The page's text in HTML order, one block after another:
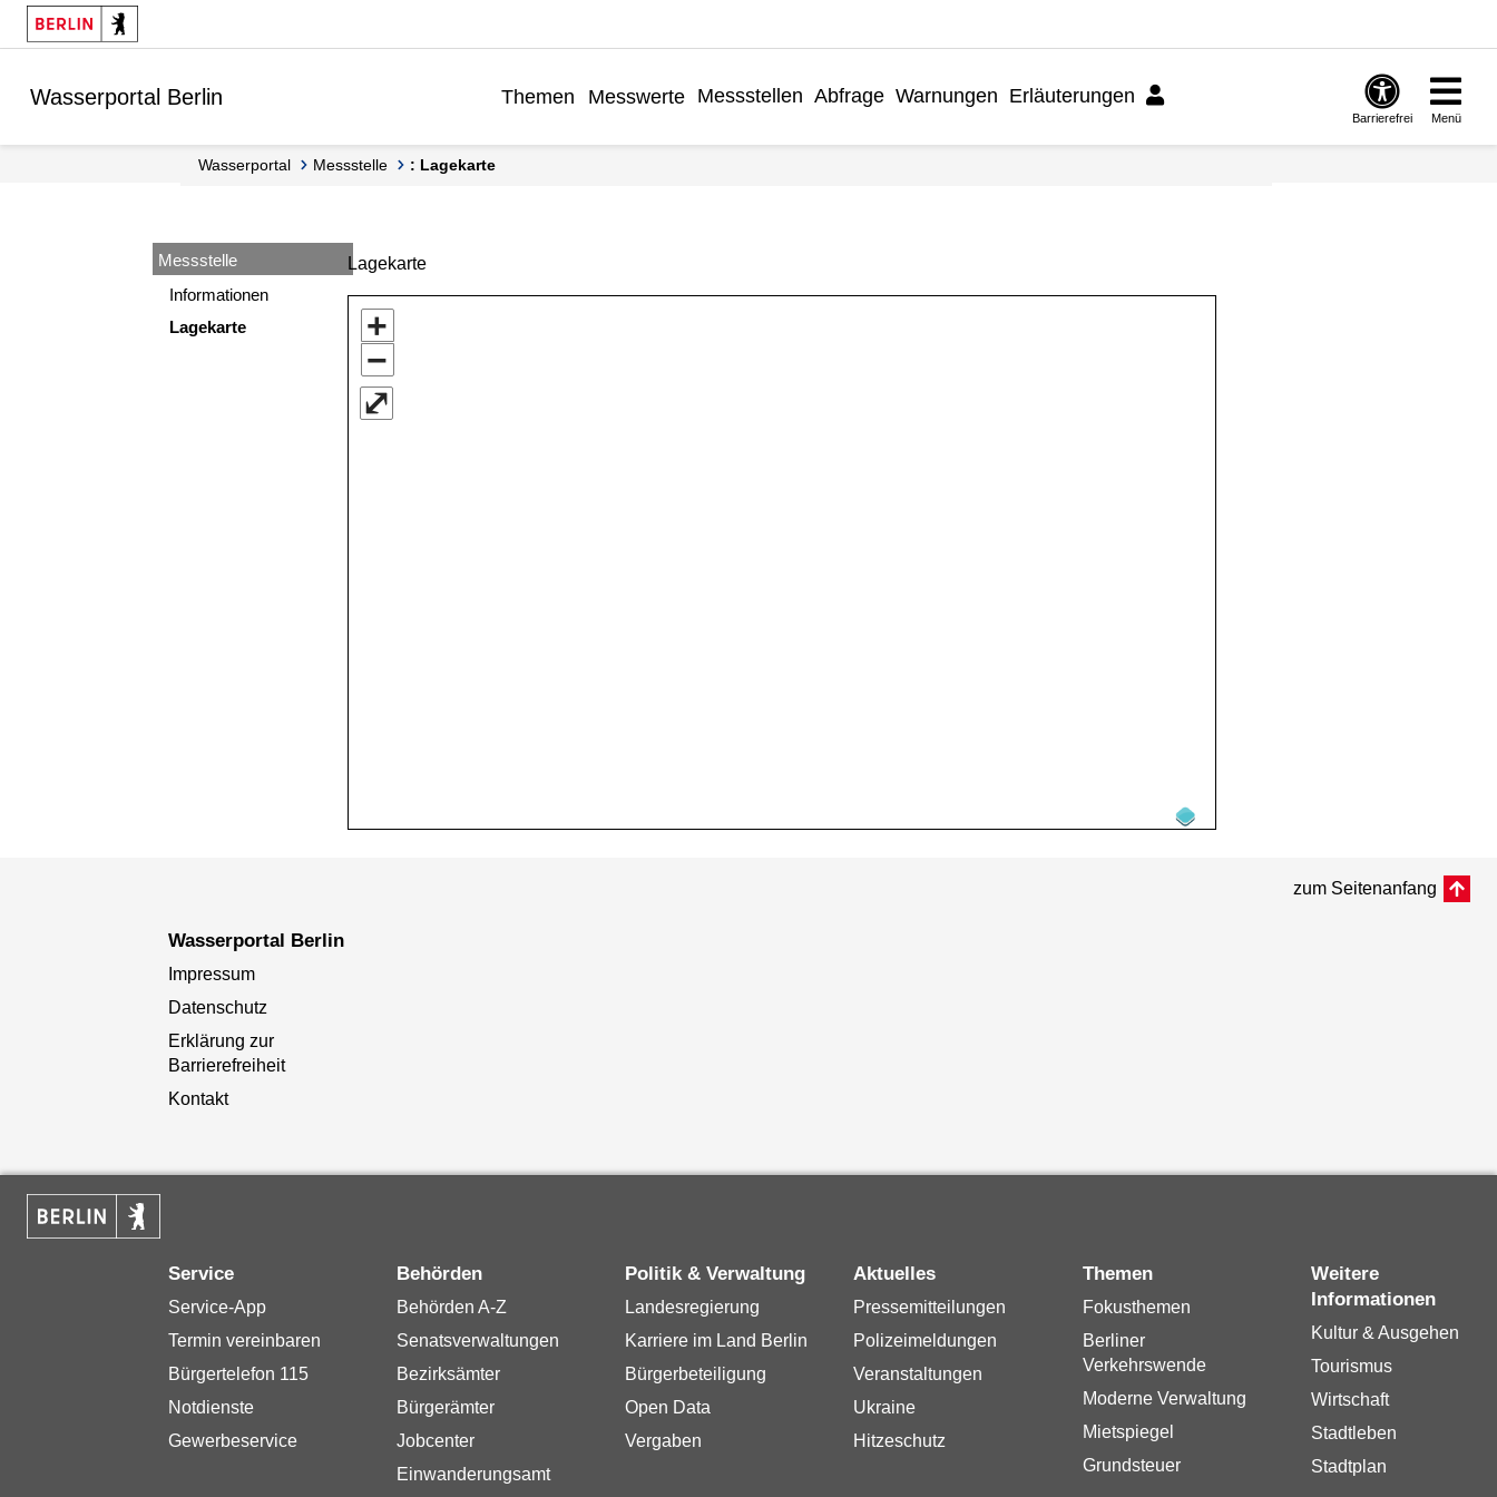
Springe zur Navigation
Springe zum Inhalt
Wasserportal Berlin Themen Messwerte Messstellen Abfrage Warnungen Erläuterungen
Barrierefrei Menü
Wasserportal Messstelle : Lagekarte
Messstelle
Informationen
Lagekarte
Lagekarte
+
−
⤢
zum Seitenanfang
Wasserportal Berlin
Impressum
Datenschutz
Erklärung zur
Barrierefreiheit
Kontakt
Service
Service-App
Termin vereinbaren
Bürgertelefon 115
Notdienste
Gewerbeservice
Behörden
Behörden A-Z
Senatsverwaltungen
Bezirksämter
Bürgerämter
Jobcenter
Einwanderungsamt
Politik & Verwaltung
Landesregierung
Karriere im Land Berlin
Bürgerbeteiligung
Open Data
Vergaben
Aktuelles
Pressemitteilungen
Polizeimeldungen
Veranstaltungen
Ukraine
Hitzeschutz
Themen
Fokusthemen
Berliner
Verkehrswende
Moderne Verwaltung
Mietspiegel
Grundsteuer
Weitere
Informationen
Kultur & Ausgehen
Tourismus
Wirtschaft
Stadtleben
Stadtplan